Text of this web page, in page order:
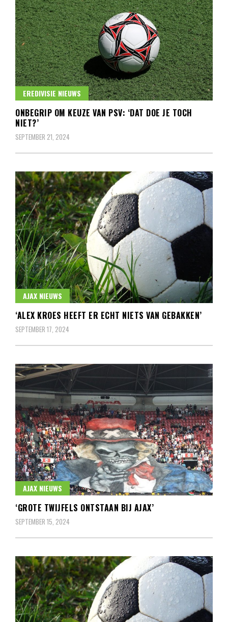
EREDIVISIE NIEUWS
ONBEGRIP OM KEUZE VAN PSV: ‘DAT DOE JE TOCH
NIET?’
SEPTEMBER 21, 2024
AJAX NIEUWS
‘ALEX KROES HEEFT ER ECHT NIETS VAN GEBAKKEN’
SEPTEMBER 17, 2024
AJAX NIEUWS
‘GROTE TWIJFELS ONTSTAAN BIJ AJAX’
SEPTEMBER 15, 2024